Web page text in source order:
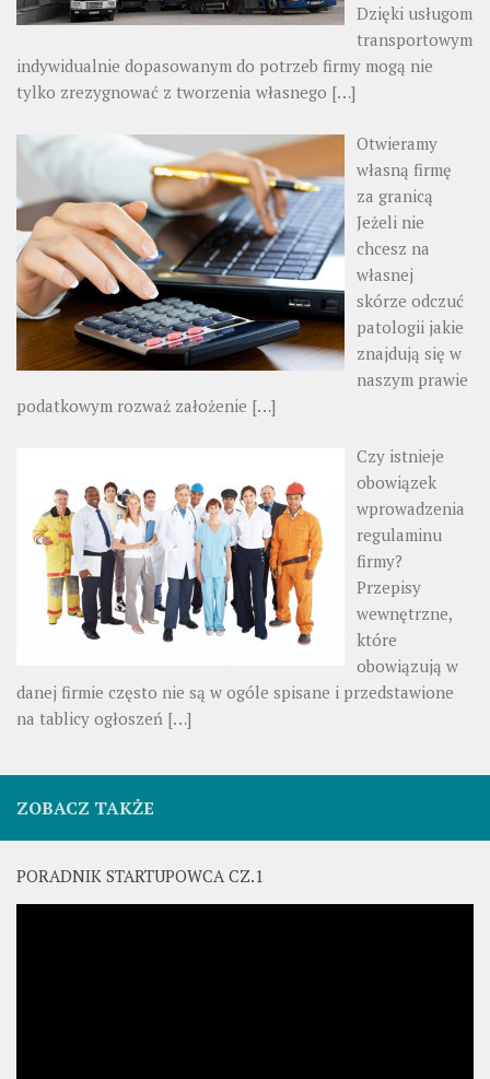
Dzięki usługom
transportowym
indywidualnie dopasowanym do potrzeb firmy mogą nie
tylko zrezygnować z tworzenia własnego […]
Otwieramy
własną firmę
za granicą
Jeżeli nie
chcesz na
własnej
skórze odczuć
patologii jakie
znajdują się w
naszym prawie
podatkowym rozważ założenie […]
Czy istnieje
obowiązek
wprowadzenia
regulaminu
firmy?
Przepisy
wewnętrzne,
które
obowiązują w
danej firmie często nie są w ogóle spisane i przedstawione
na tablicy ogłoszeń […]
ZOBACZ TAKŻE
PORADNIK STARTUPOWCA CZ.1